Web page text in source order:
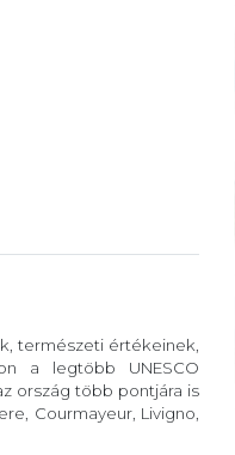
természeti értékeinek,
a legtöbb UNESCO
ország több pontjára is
Courmayeur, Livigno,